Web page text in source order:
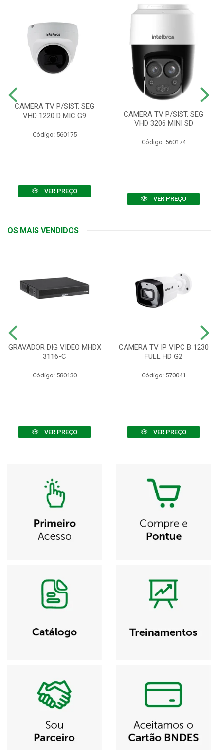
CAMERA TV P/SIST. SEG
VHD 1220 D MIC G9
Código: 560175
VER PREÇO
CAMERA TV P/SIST. SEG
VHD 3206 MINI SD
Código: 560174
VER PREÇO
OS MAIS VENDIDOS
GRAVADOR DIG VIDEO MHDX
3116-C
Código: 580130
VER PREÇO
CAMERA TV IP VIPC B 1230
FULL HD G2
Código: 570041
VER PREÇO